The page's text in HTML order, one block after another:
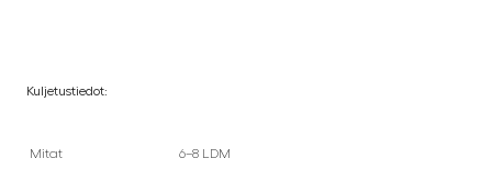
Kuljetustiedot:
Mitat 6–8 LDM